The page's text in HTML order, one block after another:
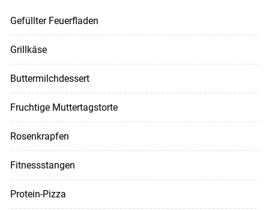
Gefüllter Feuerfladen
Grillkäse
Buttermilchdessert
Fruchtige Muttertagstorte
Rosenkrapfen
Fitnessstangen
Protein-Pizza